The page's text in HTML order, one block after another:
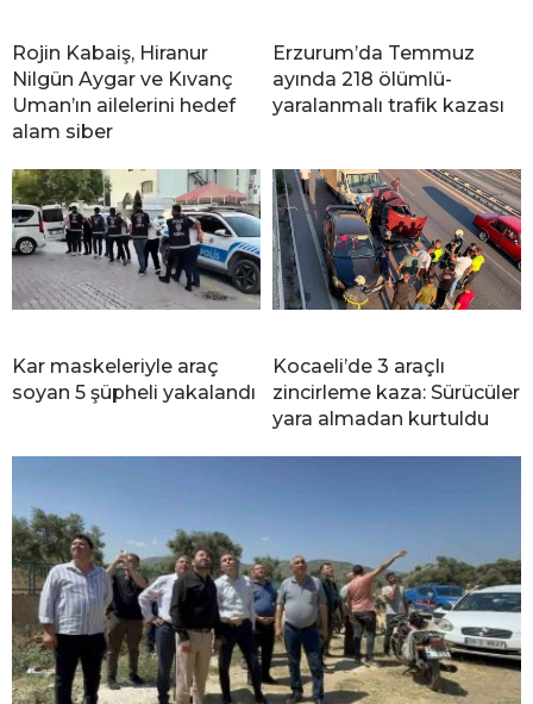
Rojin Kabaiş, Hiranur
Nilgün Aygar ve Kıvanç
Uman’ın ailelerini hedef
alam siber
Erzurum’da Temmuz
ayında 218 ölümlü-
yaralanmalı trafik kazası
Kar maskeleriyle araç
soyan 5 şüpheli yakalandı
Kocaeli’de 3 araçlı
zincirleme kaza: Sürücüler
yara almadan kurtuldu